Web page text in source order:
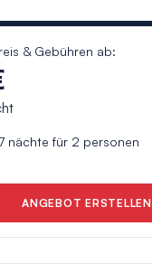
& Gebühren ab:
nächte für 2 personen
ANGEBOT ERSTELLEN